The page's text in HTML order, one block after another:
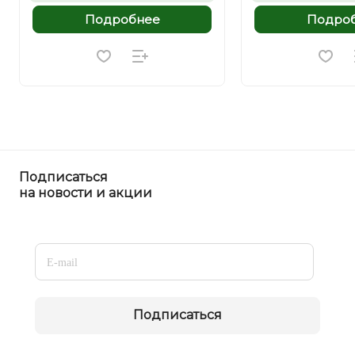
Подробнее
Подписаться
на новости и акции
Подписаться